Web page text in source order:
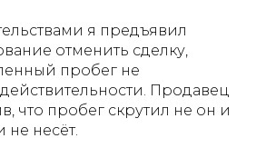
я предъявил
отменить сделку,
пробег не
действительности. Продавец
что пробег скрутил не он и
не несёт.